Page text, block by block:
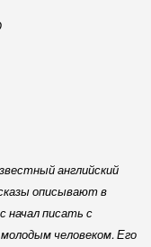
англий­ский
описывают в
начал писать с
человеком. Его